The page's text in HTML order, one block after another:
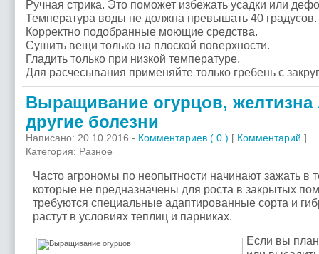
Ручная стрика. Это поможет избежать усадки или
Температура воды не должна превышать 40 градусов.
Корректно подобранные моющие средства.
Сушить вещи только на плоской поверхности.
Гладить только при низкой температуре.
Для расчесывания применяйте только гребень с
Выращивание огурцов, желтизна
другие болезни
Написано: 20.10.2016 - Комментариев ( 0 ) [ Комментарий ]
Категория: Разное
Часто агрономы по неопытности начинают зажать в
которые не предназначены для роста в закрытых
требуются специальные адаптированные сорта и
растут в условиях теплиц и парниках.
Если вы